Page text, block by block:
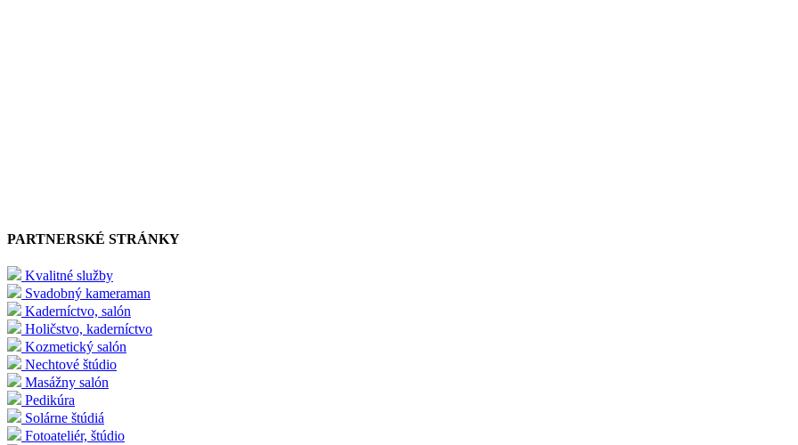
PARTNERSKÉ STRÁNKY
Kvalitné služby
Svadobný kameraman
Kaderníctvo, salón
Holičstvo, kaderníctvo
Kozmetický salón
Nechtové štúdio
Masážny salón
Pedikúra
Solárne štúdiá
Fotoateliér, štúdio